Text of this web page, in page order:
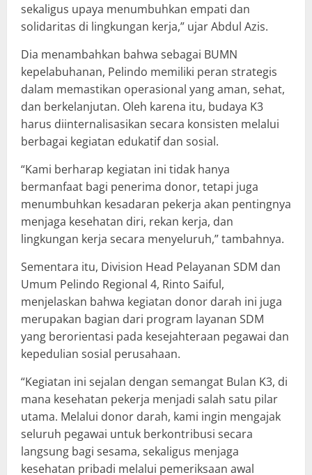
sekaligus upaya menumbuhkan empati dan
solidaritas di lingkungan kerja,” ujar Abdul Azis.
Dia menambahkan bahwa sebagai BUMN
kepelabuhanan, Pelindo memiliki peran strategis
dalam memastikan operasional yang aman, sehat,
dan berkelanjutan. Oleh karena itu, budaya K3
harus diinternalisasikan secara konsisten melalui
berbagai kegiatan edukatif dan sosial.
“Kami berharap kegiatan ini tidak hanya
bermanfaat bagi penerima donor, tetapi juga
menumbuhkan kesadaran pekerja akan pentingnya
menjaga kesehatan diri, rekan kerja, dan
lingkungan kerja secara menyeluruh,” tambahnya.
Sementara itu, Division Head Pelayanan SDM dan
Umum Pelindo Regional 4, Rinto Saiful,
menjelaskan bahwa kegiatan donor darah ini juga
merupakan bagian dari program layanan SDM
yang berorientasi pada kesejahteraan pegawai dan
kepedulian sosial perusahaan.
“Kegiatan ini sejalan dengan semangat Bulan K3, di
mana kesehatan pekerja menjadi salah satu pilar
utama. Melalui donor darah, kami ingin mengajak
seluruh pegawai untuk berkontribusi secara
langsung bagi sesama, sekaligus menjaga
kesehatan pribadi melalui pemeriksaan awal